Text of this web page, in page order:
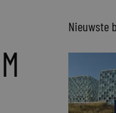
Nieuwste